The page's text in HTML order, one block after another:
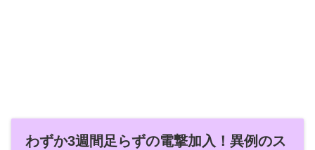
わずか3週間足らずの電撃加入！異例のス